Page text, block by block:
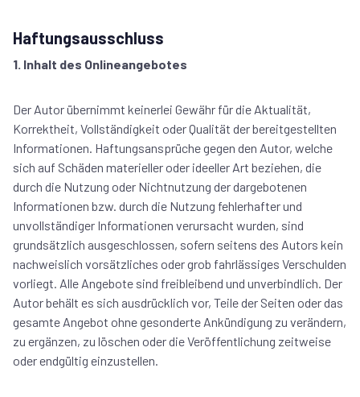
Haftungsausschluss
1. Inhalt des Onlineangebotes
Der Autor übernimmt keinerlei Gewähr für die Aktualität,
Korrektheit, Vollständigkeit oder Qualität der bereitgestellten
Informationen. Haftungsansprüche gegen den Autor, welche
sich auf Schäden materieller oder ideeller Art beziehen, die
durch die Nutzung oder Nichtnutzung der dargebotenen
Informationen bzw. durch die Nutzung fehlerhafter und
unvollständiger Informationen verursacht wurden, sind
grundsätzlich ausgeschlossen, sofern seitens des Autors kein
nachweislich vorsätzliches oder grob fahrlässiges Verschulden
vorliegt. Alle Angebote sind freibleibend und unverbindlich. Der
Autor behält es sich ausdrücklich vor, Teile der Seiten oder das
gesamte Angebot ohne gesonderte Ankündigung zu verändern,
zu ergänzen, zu löschen oder die Veröffentlichung zeitweise
oder endgültig einzustellen.